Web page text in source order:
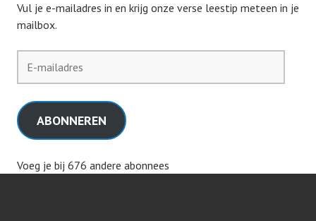
Vul je e-mailadres in en krijg onze verse leestip meteen in je
mailbox.
mailadres
ABONNEREN
Voeg je bij 676 andere abonnees